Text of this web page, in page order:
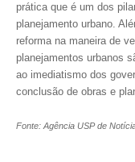
SEESP EDUCAÇÃO
PLATAFORMAS
BENEFÍCIOS
prática que é um dos
planejamento urbano.
reforma na maneira de
planejamentos urbanos
ao imediatismo dos
conclusão de obras e
Fonte: Agência USP de